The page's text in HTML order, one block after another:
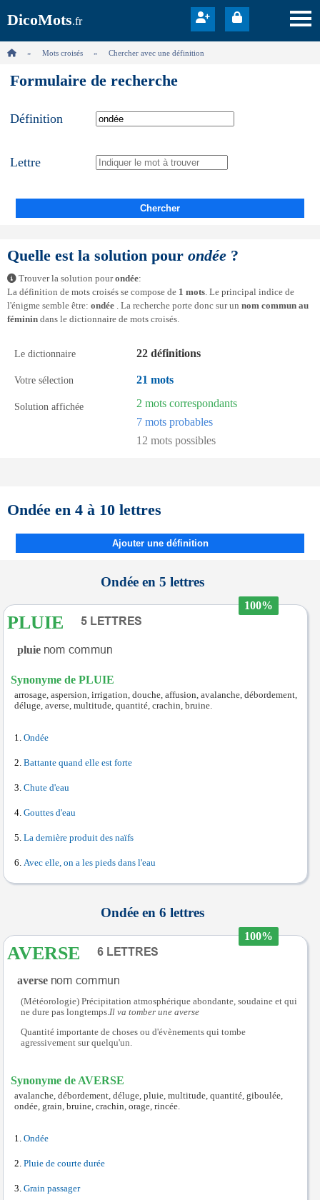
DicoMots.fr
Mots croisés Chercher avec une définition
Formulaire de recherche
Définition
Lettre
Chercher
Quelle est la solution pour ondée ?
Trouver la solution pourondée:
La définition de mots croisés se compose de 1 mots. Le principal indice de
l'énigme semble être: ondée . La recherche porte donc sur un nom commun au
féminin dans le dictionnaire de mots croisés.
Le dictionnaire 22 définitions
Votre sélection 21 mots
Solution affichée
2 mots correspondants
7 mots probables
12 mots possibles
Ondée en 4 à 10 lettres
Ajouter une définition
Ondée en 5 lettres
100%
PLUIE
pluie
Synonyme de PLUIE
arrosage, aspersion, irrigation, douche, affusion, avalanche, débordement,
déluge, averse, multitude, quantité, crachin, bruine.
Ondée
Battante quand elle est forte
Chute d'eau
Gouttes d'eau
La dernière produit des naïfs
Avec elle, on a les pieds dans l'eau
Ondée en 6 lettres
100%
AVERSE
averse
(Météorologie) Précipitation atmosphérique abondante, soudaine et qui
ne dure pas longtemps. Il va tomber une averse
Quantité importante de choses ou d'évènements qui tombe
agressivement sur quelqu'un.
Synonyme de AVERSE
avalanche, débordement, déluge, pluie, multitude, quantité, giboulée,
ondée, grain, bruine, crachin, orage, rincée.
Ondée
Pluie de courte durée
Grain passager